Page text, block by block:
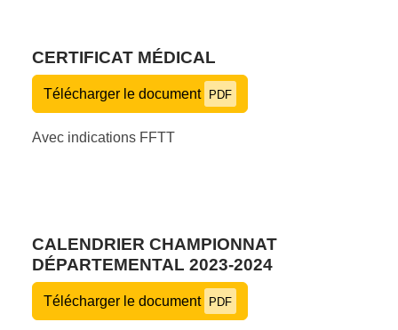
CERTIFICAT MÉDICAL
Télécharger le document PDF
Avec indications FFTT
CALENDRIER CHAMPIONNAT
DÉPARTEMENTAL 2023-2024
Télécharger le document PDF